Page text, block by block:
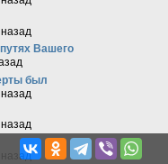
назад
Вашего
был
назад
назад
назад